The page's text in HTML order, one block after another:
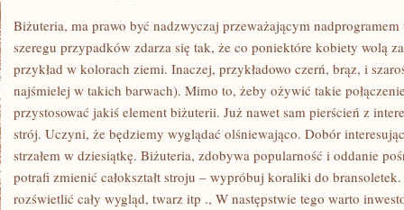
LUB
EWENTUALNIE
PROSTU
Biżuteria, ma prawo być nadzwyczaj przeważającym
szeregu przypadków zdarza się tak, że co poniektóre kobiety wolą
przykład w kolorach ziemi. Inaczej, przykładowo czerń, brąz, i
najśmielej w takich barwach). Mimo to, żeby ożywić takie
przystosować jakiś element biżuterii. Już nawet sam pierścień z
strój. Uczyni, że będziemy wyglądać olśniewająco. Dobór
strzałem w dziesiątkę. Biżuteria, zdobywa popularność i oddanie
potrafi zmienić całokształt stroju – wypróbuj koraliki do
rozświetlić cały wygląd, twarz itp ., W następstwie tego warto